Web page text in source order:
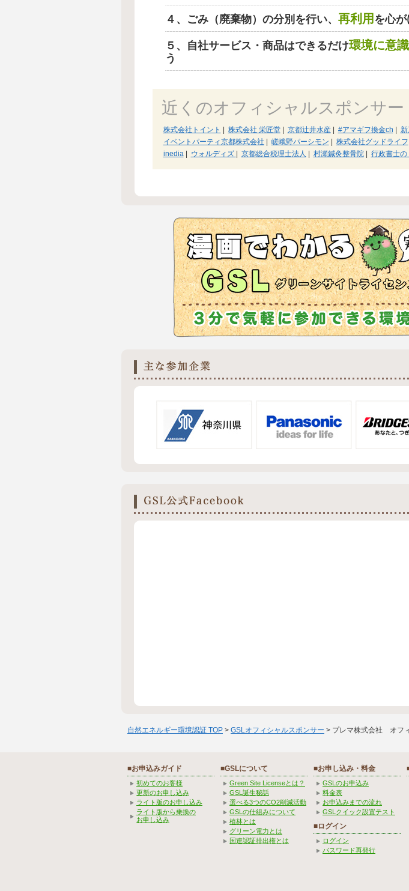
４、ごみ（廃棄物）の分別を行い、 再利用 を心
５、自社サービス・商品はできるだけ環境に意識
う
近くのオフィシャルスポンサー
株式会社トイント 株式会社 栄匠堂| 京都辻井水産| #アマギフ換金ch 新
イベントパーティ京都株式会社
嵯峨野パーシモン 株式会社グッドライフ
inedia| ウォルディズ 京都総合税理士法人 村瀬鍼灸整骨院| 行政書士の
自然エネルギー環境認証 TOP > GSLオフィシャルスポンサー > プレマ株式会社 オフ
■お申込みガイド
初めてのお客様
更新のお申し込み
ライト版のお申し込み
ライト版から乗換の
お申し込み
■GSLについて
Green Site Licenseとは？
GSL誕生秘話
選べる3つのCO2削減活動
GSLの仕組みについて
植林とは
グリーン電力とは
国連認証排出権とは
■お申し込み・料金
GSLのお申込み
料金表
お申込みまでの流れ
GSLクイック設置テスト
■ログイン
ログイン
パスワード再発行